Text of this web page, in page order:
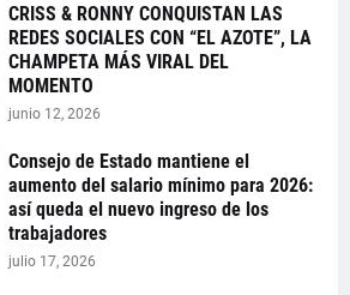
CRISS & RONNY CONQUISTAN LAS
REDES SOCIALES CON “EL AZOTE”, LA
CHAMPETA MÁS VIRAL DEL
MOMENTO
junio 12, 2026
Consejo de Estado mantiene el
aumento del salario mínimo para 2026:
así queda el nuevo ingreso de los
trabajadores
julio 17, 2026